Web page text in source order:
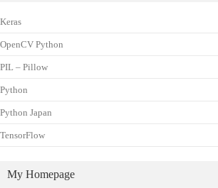
Keras
OpenCV Python
PIL – Pillow
Python
Python Japan
TensorFlow
My Homepage